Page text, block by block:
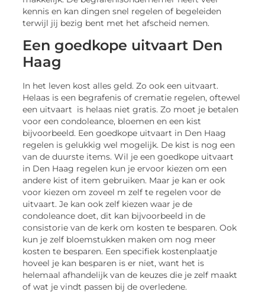
kennis en kan dingen snel regelen of begeleiden
terwijl jij bezig bent met het afscheid nemen.
Een goedkope uitvaart Den
Haag
In het leven kost alles geld. Zo ook een uitvaart.
Helaas is een begrafenis of crematie regelen, oftewel
een uitvaart is helaas niet gratis. Zo moet je betalen
voor een condoleance, bloemen en een kist
bijvoorbeeld. Een goedkope uitvaart in Den Haag
regelen is gelukkig wel mogelijk. De kist is nog een
van de duurste items. Wil je een goedkope uitvaart
in Den Haag regelen kun je ervoor kiezen om een
andere kist of item gebruiken. Maar je kan er ook
voor kiezen om zoveel m zelf te regelen voor de
uitvaart. Je kan ook zelf kiezen waar je de
condoleance doet, dit kan bijvoorbeeld in de
consistorie van de kerk om kosten te besparen. Ook
kun je zelf bloemstukken maken om nog meer
kosten te besparen. Een specifiek kostenplaatje
hoveel je kan besparen is er niet, want het is
helemaal afhandelijk van de keuzes die je zelf maakt
of wat je vindt passen bij de overledene.